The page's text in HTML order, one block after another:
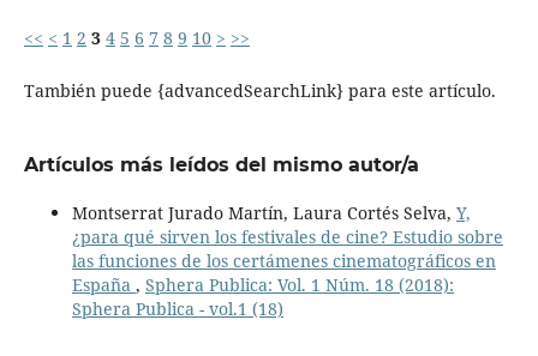
<< < 1 2 3 4 5 6 7 8 9 10 > >>
También puede {advancedSearchLink} para este artículo.
Artículos más leídos del mismo autor/a
Montserrat Jurado Martín, Laura Cortés Selva, Y,
¿para qué sirven los festivales de cine? Estudio sobre
las funciones de los certámenes cinematográficos en
España , Sphera Publica: Vol. 1 Núm. 18 (2018):
Sphera Publica - vol.1 (18)